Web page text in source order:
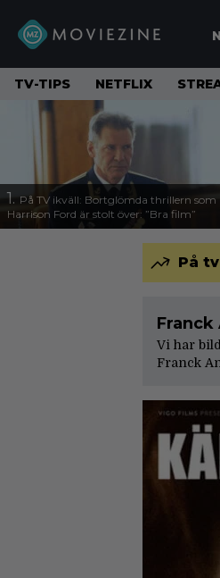
TV-TIPS NETFLIX
1. På TV ikväll: Bortglömda thrillern som
Harrison Ford är stolt över: ”Bra film”
På
Vi har
Franck